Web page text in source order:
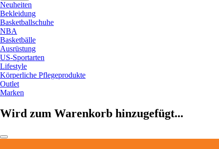
Neuheiten
Bekleidung
Basketballschuhe
NBA
Basketbälle
Ausrüstung
US-Sportarten
Lifestyle
Körperliche Pflegeprodukte
Outlet
Marken
Wird zum Warenkorb hinzugefügt...